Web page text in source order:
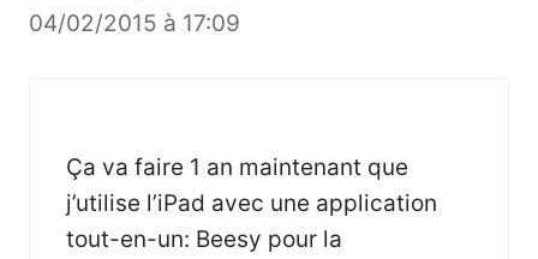
04/02/2015 à 17:09
Ça va faire 1 an maintenant que
j’utilise l’iPad avec une application
tout-en-un: Beesy pour la